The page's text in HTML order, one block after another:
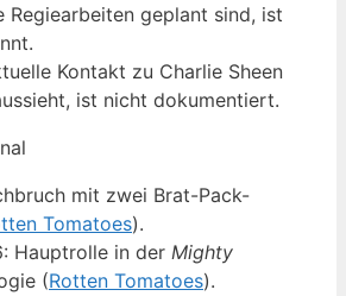
Regiearbeiten geplant sind, ist
Kontakt zu Charlie Sheen
ist nicht dokumentiert.
mit zwei Brat-Pack-
Tomatoes).
Hauptrolle in der Mighty
(Rotten Tomatoes).